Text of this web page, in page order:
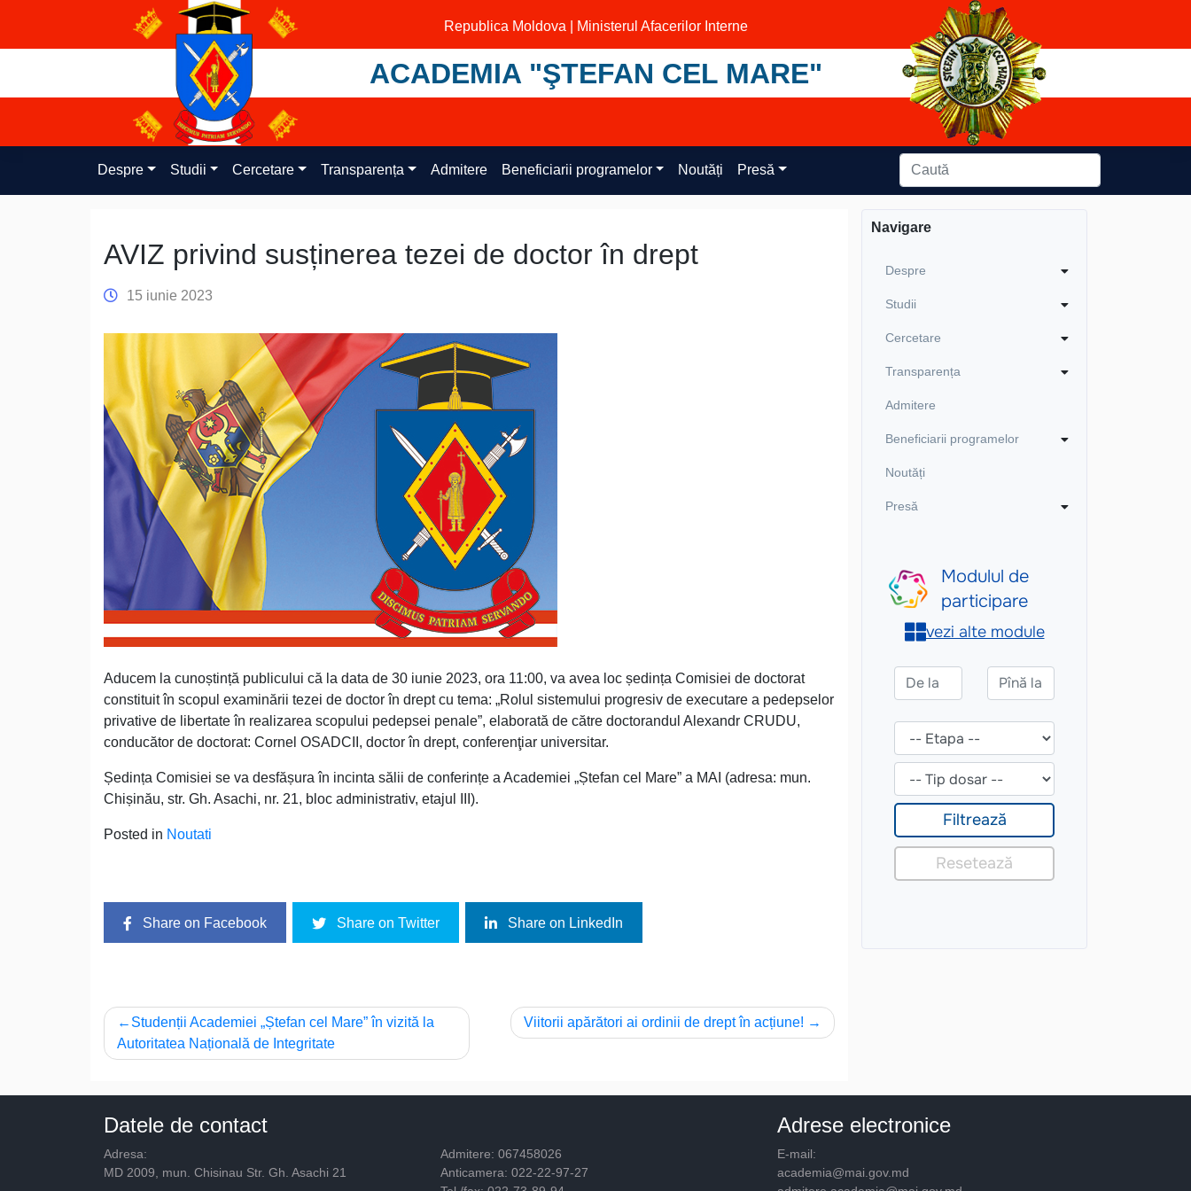
content
Republica Moldova | Ministerul Afacerilor Interne
ACADEMIA "ŞTEFAN CEL MARE"
Despre Studii Cercetare Transparența Admitere Beneficiarii programelor Noutăți Presă
AVIZ privind susținerea tezei de doctor în drept
15 iunie 2023
Aducem la cunoștință publicului că la data de 30 iunie 2023, ora 11:00, va avea loc ședința Comisiei de doctorat
constituit în scopul examinării tezei de doctor în drept cu tema: „Rolul sistemului progresiv de executare a pedepselor
privative de libertate în realizarea scopului pedepsei penale”, elaborată de către doctorandul Alexandr CRUDU,
conducător de doctorat: Cornel OSADCII, doctor în drept, conferenţiar universitar.
Ședința Comisiei se va desfășura în incinta sălii de conferințe a Academiei „Ștefan cel Mare” a MAI (adresa: mun.
Chișinău, str. Gh. Asachi, nr. 21, bloc administrativ, etajul III).
Posted in Noutati
Share on Facebook Share on Twitter Share on LinkedIn
Navigare
în
articole
Studenții Academiei „Ștefan cel Mare” în vizită la
Autoritatea Națională de Integritate
Viitorii apărători ai ordinii de drept în acțiune!
Navigare
Despre
Studii
Cercetare
Transparența
Admitere
Beneficiarii programelor
Noutăți
Presă
Datele de contact
Adresa:
MD 2009, mun. Chisinau Str. Gh. Asachi 21
Admitere: 067458026
Anticamera: 022-22-97-27
Adrese electronice
E-mail:
academia@mai.gov.md